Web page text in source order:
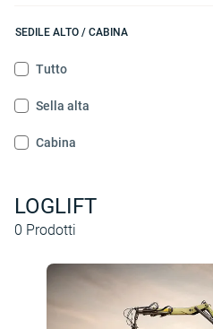
SEDILE ALTO / CABINA
Tutto
Sella alta
Cabina
LOGLIFT
0 Prodotti